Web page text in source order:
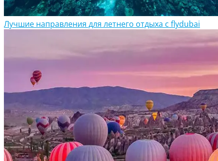
Лучшие направления для летнего отдыха с flydubai